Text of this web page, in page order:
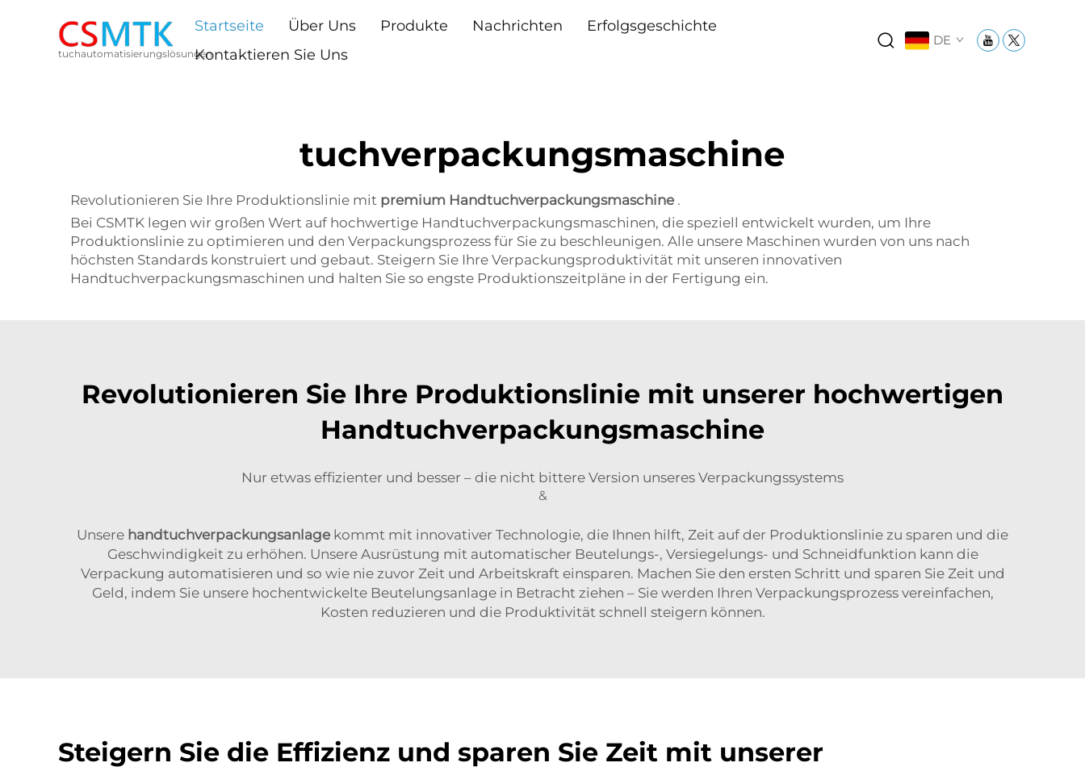
tuchautomatisierungslösungen
Startseite Über Uns Produkte Nachrichten
Erfolgsgeschichte
Kontaktieren Sie Uns
DE
tuchverpackungsmaschine
Revolutionieren Sie Ihre Produktionslinie mit premium Handtuchverpackungsmaschine .
Bei CSMTK legen wir großen Wert auf hochwertige Handtuchverpackungsmaschinen, die speziell entwickelt wurden, um Ihre
Produktionslinie zu optimieren und den Verpackungsprozess für Sie zu beschleunigen. Alle unsere Maschinen wurden von uns nach
höchsten Standards konstruiert und gebaut. Steigern Sie Ihre Verpackungsproduktivität mit unseren innovativen
Handtuchverpackungsmaschinen und halten Sie so engste Produktionszeitpläne in der Fertigung ein.
Revolutionieren Sie Ihre Produktionslinie mit unserer hochwertigen
Handtuchverpackungsmaschine
Nur etwas effizienter und besser – die nicht bittere Version unseres Verpackungssystems
&
Unsere handtuchverpackungsanlage kommt mit innovativer Technologie, die Ihnen hilft, Zeit auf der Produktionslinie zu sparen und die
Geschwindigkeit zu erhöhen. Unsere Ausrüstung mit automatischer Beutelungs-, Versiegelungs- und Schneidfunktion kann die
Verpackung automatisieren und so wie nie zuvor Zeit und Arbeitskraft einsparen. Machen Sie den ersten Schritt und sparen Sie Zeit und
Geld, indem Sie unsere hochentwickelte Beutelungsanlage in Betracht ziehen – Sie werden Ihren Verpackungsprozess vereinfachen,
Kosten reduzieren und die Produktivität schnell steigern können.
Steigern Sie die Effizienz und sparen Sie Zeit mit unserer